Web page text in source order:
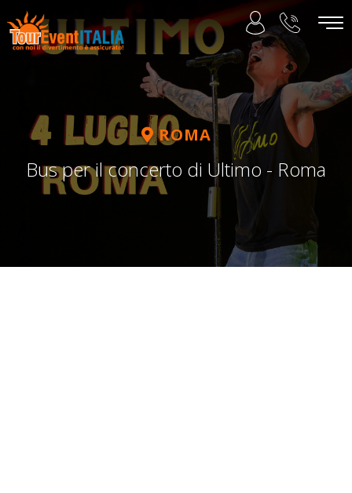
ROMA
Bus per il concerto di Ultimo - Roma